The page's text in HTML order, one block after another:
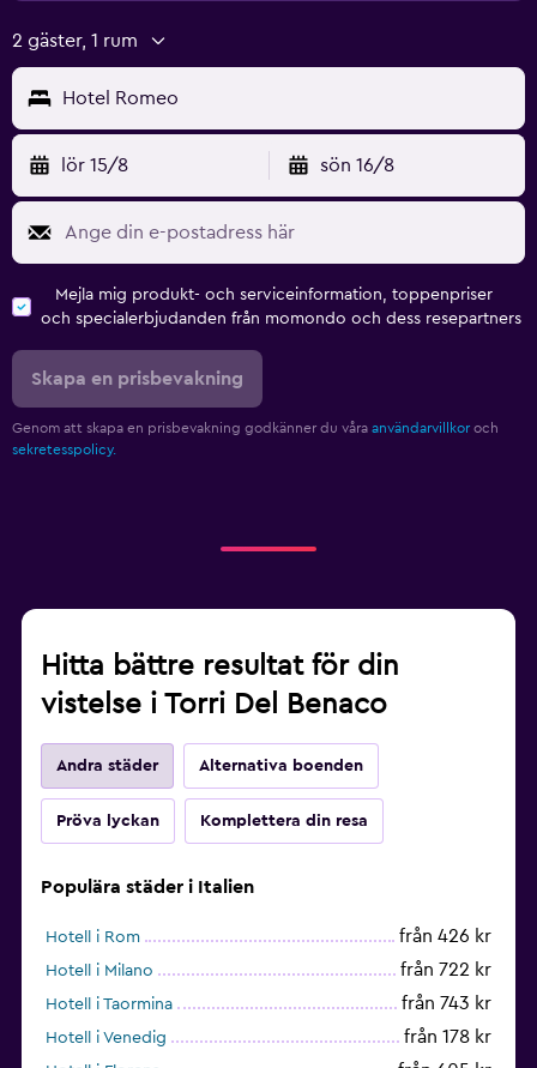
2 gäster, 1 rum
Hotel Romeo
lör 15/8 sön 16/8
Mejla mig produkt- och serviceinformation, toppenpriser
och specialerbjudanden från momondo och dess resepartners
Skapa en prisbevakning
Genom att skapa en prisbevakning godkänner du våra användarvillkor och
sekretesspolicy.
Hitta bättre resultat för din
vistelse i Torri Del Benaco
Andra städer Alternativa boenden
Pröva lyckan Komplettera din resa
Populära städer i Italien
Hotell i Rom från 426 kr
Hotell i Milano från 722 kr
Hotell i Taormina från 743 kr
Hotell i Venedig från 178 kr